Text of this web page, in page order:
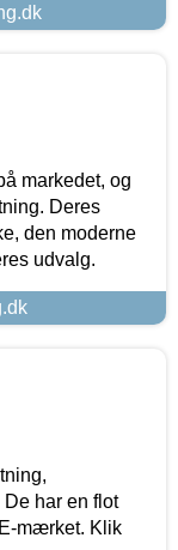
markedet, og
Deres
den moderne
udvalg.
har en flot
mærket. Klik